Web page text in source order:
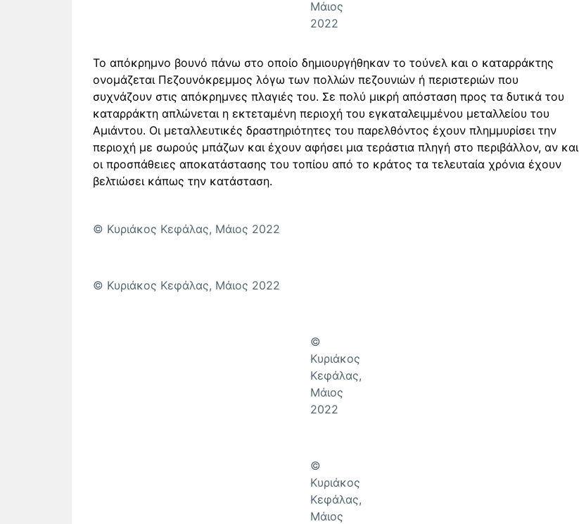
Μάιος
2022
Το απόκρημνο βουνό πάνω στο οποίο δημιουργήθηκαν το τούνελ και ο καταρράκτης
ονομάζεται Πεζουνόκρεμμος λόγω των πολλών πεζουνιών ή περιστεριών που
συχνάζουν στις απόκρημνες πλαγιές του. Σε πολύ μικρή απόσταση προς τα δυτικά του
καταρράκτη απλώνεται η εκτεταμένη περιοχή του εγκαταλειμμένου μεταλλείου του
Αμιάντου. Οι μεταλλευτικές δραστηριότητες του παρελθόντος έχουν πλημμυρίσει την
περιοχή με σωρούς μπάζων και έχουν αφήσει μια τεράστια πληγή στο περιβάλλον, αν και
οι προσπάθειες αποκατάστασης του τοπίου από το κράτος τα τελευταία χρόνια έχουν
βελτιώσει κάπως την κατάσταση.
© Κυριάκος Κεφάλας, Μάιος 2022
© Κυριάκος Κεφάλας, Μάιος 2022
©
Κυριάκος
Κεφάλας,
Μάιος
2022
©
Κυριάκος
Κεφάλας,
Μάιος